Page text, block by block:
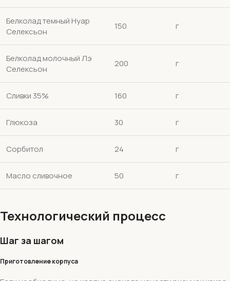
Белколад темный Нуар
Селексьон
150 г
Белколад молочный Лэ
Селексьон
200 г
Сливки 35% 160 г
Глюкоза 30 г
Сорбитол 24 г
Масло сливочное 50 г
Технологический процесс
Шаг за шагом
Приготовление корпуса